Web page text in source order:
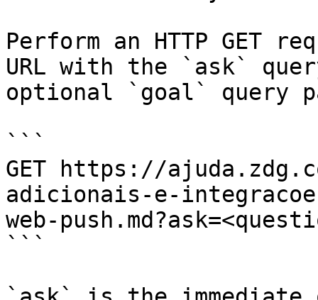
Perform an HTTP GET
URL with the `ask`
optional `goal` query
```
GET https://
adicionais-e-
web-
```